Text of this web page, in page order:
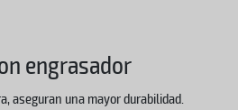
engrasador
aseguran una mayor durabilidad.